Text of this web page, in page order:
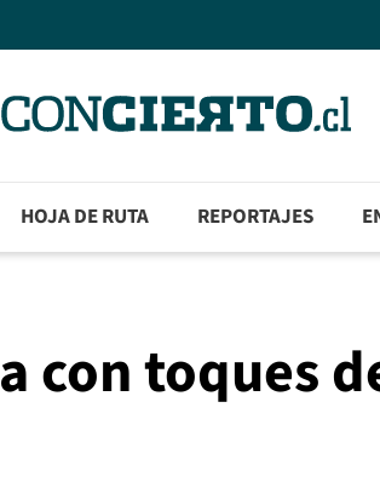
HOJA DE RUTA REPORTAJES
con toques